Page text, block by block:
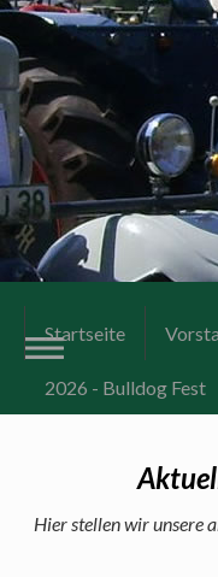
Startseite
2026 - Bulldog Fest
Hier stellen wir unsere